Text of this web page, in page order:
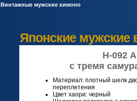
Японские мужские
Н-092
с тремя
Материал: плотный шелк
переплетения
Цвет хаори: черный
Винтажные мужские кимоно